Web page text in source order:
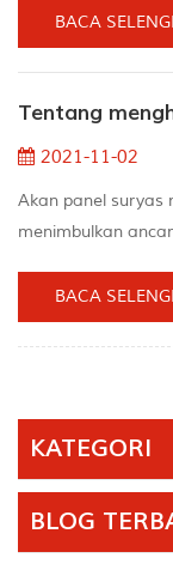
tempat-tempat ini
Karena sistem
konsumen dari
BACA
2021-11-02
Akan panel suryas
menimbulkan
1 perayaan per
rumah yang
membuat panel
menahan kondi...
BACA
KATEGORI
BLOG